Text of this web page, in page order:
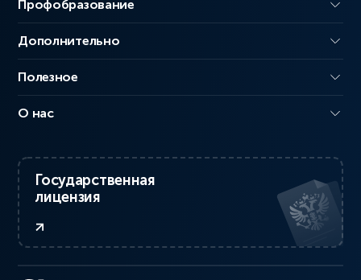
Профобразование
Дополнительно
Полезное
О нас
Государственная
лицензия